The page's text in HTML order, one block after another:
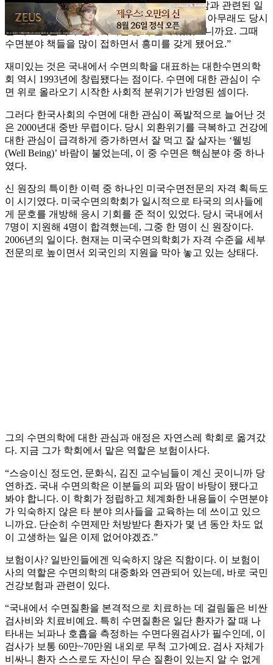
이기도 해서 책을 볼 시간이 있었는데, 당시에 잠과 관련된 일
본 책들이 번역되어 국내에 들어오기 시작했죠. 아무래도 당시
만 해도 일본이 수면의학에선 많이 앞서 있었으니까요. 그때
수면분야 책들을 많이 접하면서 흥미를 갖게 됐어요.”
재미있는 것은 국내에서 수면의학을 대표하는 대한수면의학
회 역시 1993년에 창립됐다는 점이다. 수면에 대한 관심이 수
면 위로 올라오기 시작한 사회적 분위기가 반영된 셈이다.
그러다 한국사회의 수면에 대한 관심이 폭발적으로 늘어난 것
은 2000년대 중반 무렵이다. 당시 외환위기를 극복하고 건강에
대한 관심이 급격하게 증가하면서 잘 먹고 잘 살자는 ‘웰빙
(Well Being)’ 바람이 불었는데, 이 중 수면은 핵심분야 중 하나
였다.
신 원장의 특이한 이력 중 하나인 미국수면전문의 자격 획득도
이 시기였다. 미국수면의학회가 일시적으로 타국의 의사들에
게 문호를 개방해 응시 기회를 준 적이 있었다. 당시 국내에서
7명이 지원해 4명이 합격했는데, 그중 한 명이 신 원장이다.
2006년의 일이다. 현재는 미국수면의학회가 자격 수준을 세부
전문의로 높이면서 외국인의 지원을 막아 놓고 있는 상태다.
그의 수면의학에 대한 관심과 애정은 자연스레 학회로 옮겨갔
다. 지금 그가 학회에서 맡은 역할은 보험이사다.
“스승이신 정도언, 문화식, 김진 교수님들이 계신 곳이니까 당
연하죠. 국내 수면의학은 이분들의 피와 땀이 바탕이 됐다고
봐야 합니다. 이 학회가 정립하고 체계화한 내용들이 수면분야
가 익숙하지 않은 타 분야 의사들을 교육하는 데 쓰이고 있으
니까요. 단순히 수면제만 처방받다 환자가 몇 년 동안 차도 없
이 고생하는 일은 이제 없어야겠죠.”
보험이사? 일반인들에겐 익숙하지 않은 직함이다. 이 보험이
사의 역할은 수면의학의 대중화와 연관되어 있는데, 바로 국민
건강보험과 관련이 있다.
“국내에서 수면질환을 본격적으로 치료하는 데 걸림돌은 비싼
검사비와 치료비예요. 특히 수면질환은 일단 환자가 잘 때 나
타내는 뇌파나 호흡을 측정하는 수면다원검사가 필수인데, 이
검사가 보통 60만~70만원 내외로 무척 고가예요. 검사 자체가
비싸니 환자 스스로도 자신이 무슨 질환이 있는지 알 수 없게